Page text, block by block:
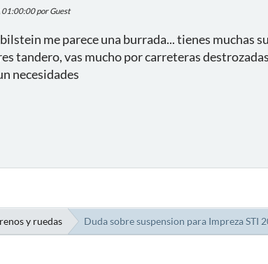
01:00:00 por Guest
me parece una burrada... tienes muchas
tandero, vas mucho por carreteras
necesidades
y ruedas Duda sobre suspension para Impreza STI